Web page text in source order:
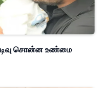
சொன்ன உண்மை